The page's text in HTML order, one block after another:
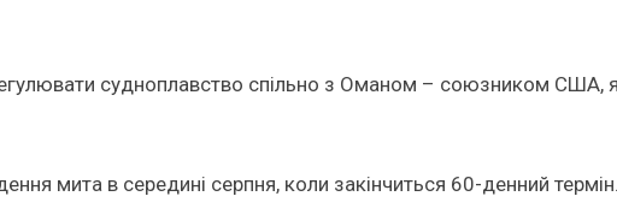
судноплавство спільно з Оманом – союзником
мита в середині серпня, коли закінчиться 60-денний термін.